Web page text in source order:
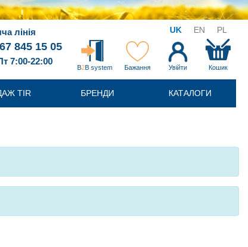
UK EN PL
лінія
845 15 05
7:00-22:00
B2B system Бажання Увійти Кошик
TIR БРЕНДИ КАТАЛОГИ